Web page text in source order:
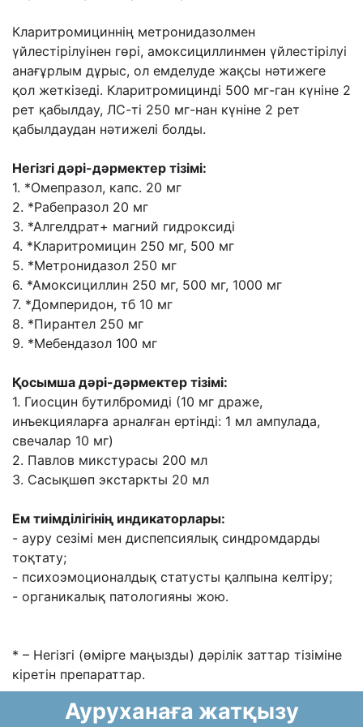
Кларитромициннің метронидазолмен
үйлестірілуінен гөрі, амоксициллинмен үйлестірілуі
анағұрлым дұрыс, ол емделуде жақсы нəтижеге
қол жеткізеді. Кларитромицинді 500 мг-ган күніне 2
рет қабылдау, ЛС-ті 250 мг-нан күніне 2 рет
қабылдаудан нəтижелі болды.
Негізгі дəрі-дəрмектер тізімі:
1. *Омепразол, капс. 20 мг
2. *Рабепразол 20 мг
3. *Алгелдрат+ магний гидроксиді
4. *Кларитромицин 250 мг, 500 мг
5. *Метронидазол 250 мг
6. *Амоксициллин 250 мг, 500 мг, 1000 мг
7. *Домперидон, тб 10 мг
8. *Пирантел 250 мг
9. *Мебендазол 100 мг
Қосымша дəрі-дəрмектер тізімі:
1. Гиосцин бутилбромиді (10 мг драже,
инъекцияларға арналған ертінді: 1 мл ампулада,
свечалар 10 мг)
2. Павлов микстурасы 200 мл
3. Сасықшөп экстаркты 20 мл
Ем тиімділігінің индикаторлары:
- ауру сезімі мен диспепсиялық синдромдарды
тоқтату;
- психоэмоционалдық статусты қалпына келтіру;
- органикалық патологияны жою.
* – Негізгі (өмірге маңызды) дəрілік заттар тізіміне
кіретін препараттар.
Ауруханаға жатқызу